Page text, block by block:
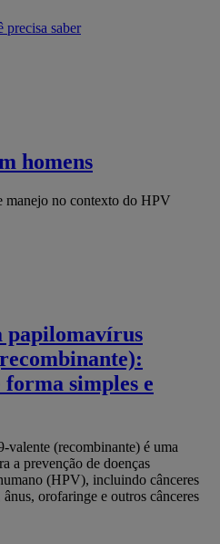
homens
manejo no contexto do HPV
papilomavírus
forma simples e
valente (recombinante) é uma
a prevenção de doenças
(HPV), incluindo cânceres
orofaringe e outros cânceres